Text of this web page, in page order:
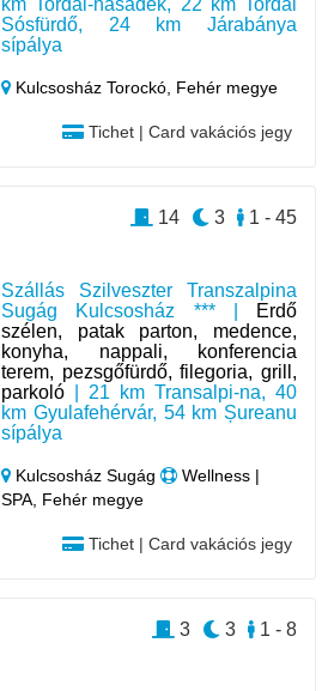
km Tordai-hasadék, 22 km Tordai
Sósfürdő, 24 km Járabánya
sípálya
Kulcsosház Torockó, Fehér megye
Tichet | Card vakációs jegy
Szállás Szilveszter Transzalpina
Sugág Kulcsosház *** |
Erdő
szélen, patak parton, medence,
konyha, nappali, konferencia
terem, pezsgőfürdő, filegoria, grill,
parkoló | 21 km Transalpi-na, 40
km Gyulafehérvár, 54 km Șureanu
sípálya
Kulcsosház Sugág
Wellness |
SPA, Fehér megye
Tichet | Card vakációs jegy
1 - 45
3
14
1 - 8
3
3